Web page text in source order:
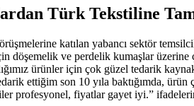
Türk Tekstiline
katılan yabancı sektör
döşemelik ve perdelik kumaşlar üzerine
ürünler için çok güzel tedarik
ettiğim son 10 yıla baktığımda,
profesyonel, fiyatlar gayet iyi.”